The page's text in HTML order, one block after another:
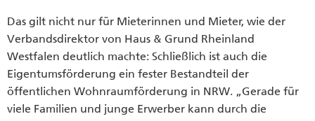
Das gilt nicht nur für Mieterinnen und Mieter, wie der
Verbandsdirektor von Haus & Grund Rheinland
Westfalen deutlich machte: Schließlich ist auch die
Eigentumsförderung ein fester Bestandteil der
öffentlichen Wohnraumförderung in NRW. „Gerade für
viele Familien und junge Erwerber kann durch die